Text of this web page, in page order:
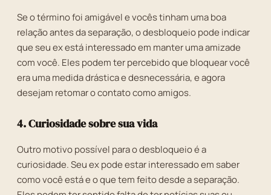
Se o término foi amigável e vocês tinham uma boa
relação antes da separação, o desbloqueio pode indicar
que seu ex está interessado em manter uma amizade
com você. Eles podem ter percebido que bloquear você
era uma medida drástica e desnecessária, e agora
desejam retomar o contato como amigos.
4. Curiosidade sobre sua vida
Outro motivo possível para o desbloqueio é a
curiosidade. Seu ex pode estar interessado em saber
como você está e o que tem feito desde a separação.